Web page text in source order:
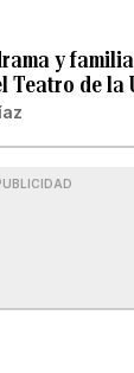
y
de la